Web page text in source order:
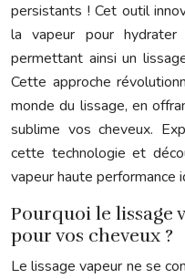
persistants ! Cet outil
la vapeur pour
permettant ainsi un
Cette approche
monde du lissage, en
sublime vos cheveux.
cette technologie et
vapeur haute performance
Pourquoi le lissage
pour vos cheveux ?
Le lissage vapeur ne se